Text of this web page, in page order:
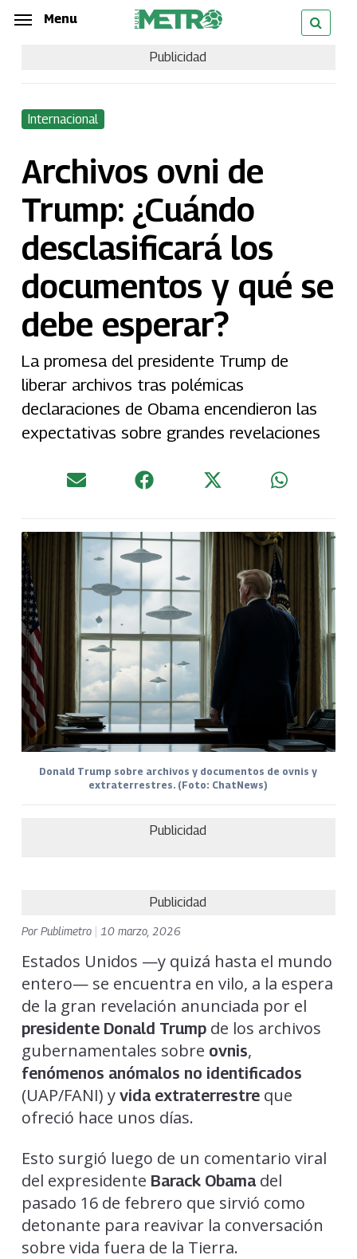
Skip
content
Menu
Publicidad
Internacional
Archivos ovni de
Trump: ¿Cuándo
desclasificará los
documentos y qué se
debe esperar?
La promesa del presidente Trump de
liberar archivos tras polémicas
declaraciones de Obama encendieron las
expectativas sobre grandes revelaciones
Donald Trump sobre archivos y documentos de ovnis y
extraterrestres. (Foto: ChatNews)
Publicidad
Publicidad
PorPublimetro 10 marzo, 2026
Estados Unidos —y quizá hasta el mundo
entero— se encuentra en vilo, a la espera
de la gran revelación anunciada por el
presidente Donald Trump de los archivos
gubernamentales sobre ovnis,
fenómenos anómalos no identificados
(UAP/FANI) yvida extraterrestreque
ofreció hace unos días.
Esto surgió luego de un comentario viral
del expresidente Barack Obamadel
pasado 16 de febrero que sirvió como
detonante para reavivar la conversación
sobre vida fuera de la Tierra.
Menu